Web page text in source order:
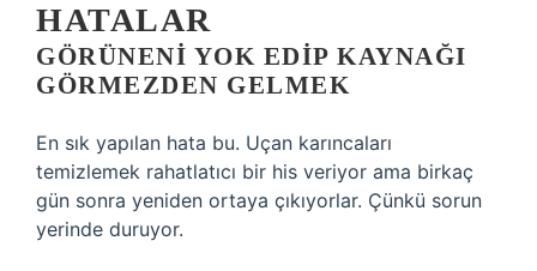
HATALAR
GÖRÜNENI YOK EDIP KAYNAĞI
GÖRMEZDEN GELMEK
En sık yapılan hata bu. Uçan karıncaları
temizlemek rahatlatıcı bir his veriyor ama birkaç
gün sonra yeniden ortaya çıkıyorlar. Çünkü sorun
yerinde duruyor.